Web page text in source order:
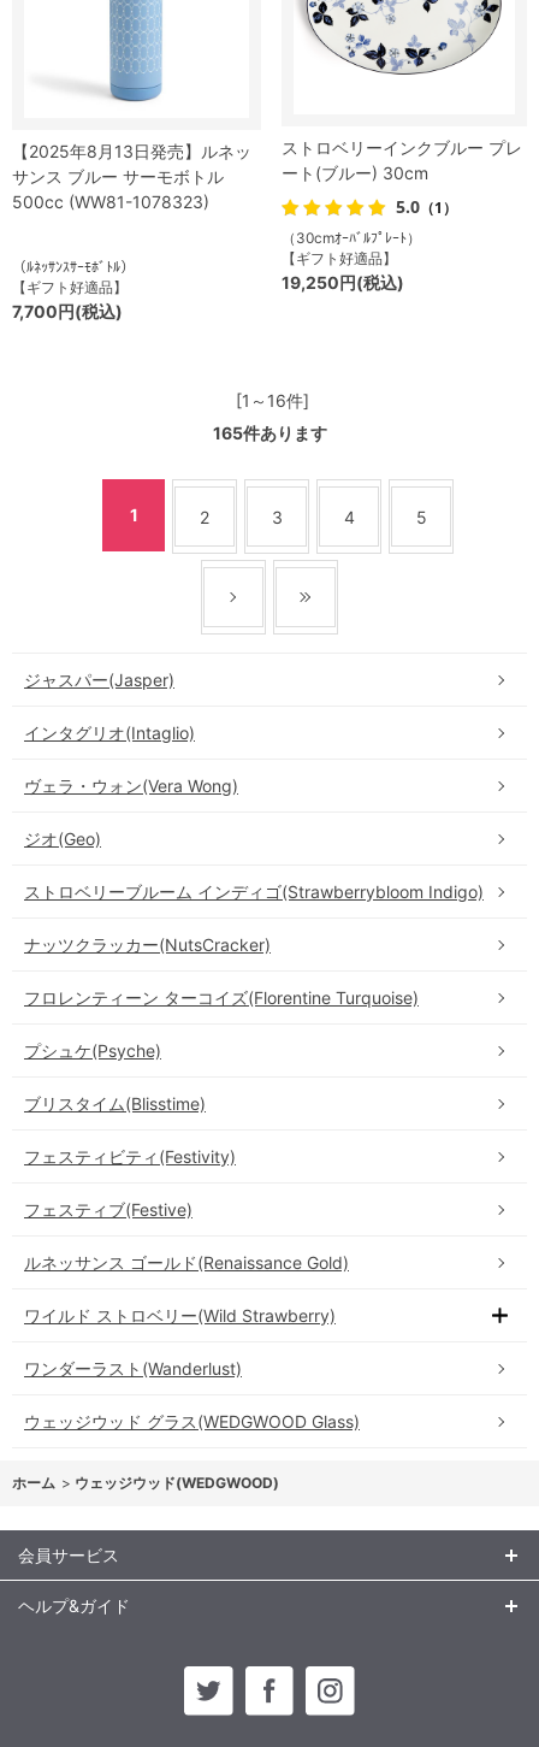
【2025年8月13日発売】ルネッ
サンス ブルー サーモボトル
500cc (WW81-1078323)
（ﾙﾈｯｻﾝｽｻｰﾓﾎﾞﾄﾙ）
【ギフト好適品】
7,700円(税込)
ストロベリーインクブルー プレ
ート(ブルー) 30cm
5.0 （1）
（30cmｵｰﾊﾞﾙﾌﾟﾚｰﾄ）
【ギフト好適品】
19,250円(税込)
[1～16件]
165件あります
1 2 3 4 5
ジャスパー(Jasper)
インタグリオ(Intaglio)
ヴェラ・ウォン(Vera Wong)
ジオ(Geo)
ストロベリーブルーム インディゴ(Strawberrybloom Indigo)
ナッツクラッカー(NutsCracker)
フロレンティーン ターコイズ(Florentine Turquoise)
プシュケ(Psyche)
ブリスタイム(Blisstime)
フェスティビティ(Festivity)
フェスティブ(Festive)
ルネッサンス ゴールド(Renaissance Gold)
ワイルド ストロベリー(Wild Strawberry)
ワンダーラスト(Wanderlust)
ウェッジウッド グラス(WEDGWOOD Glass)
ホーム > ウェッジウッド(WEDGWOOD)
会員サービス
ヘルプ&ガイド